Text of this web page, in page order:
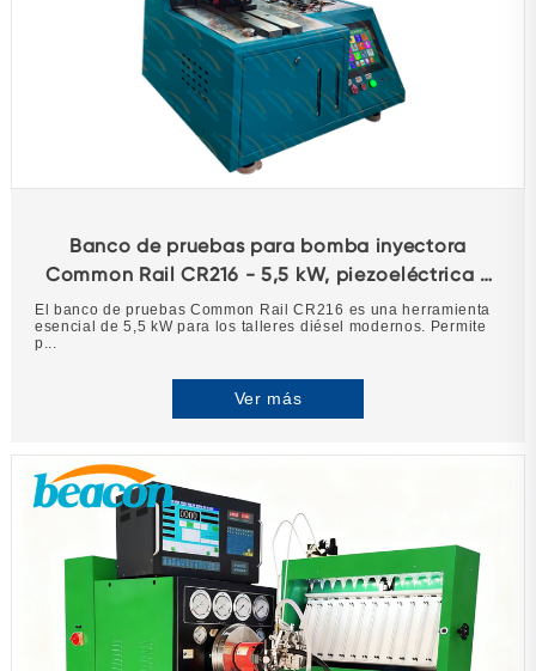
Banco de pruebas para bomba inyectora
Common Rail CR216 - 5,5 kW, piezoeléctrica y
codificada
El banco de pruebas Common Rail CR216 es una herramienta
esencial de 5,5 kW para los talleres diésel modernos. Permite
p...
Ver más